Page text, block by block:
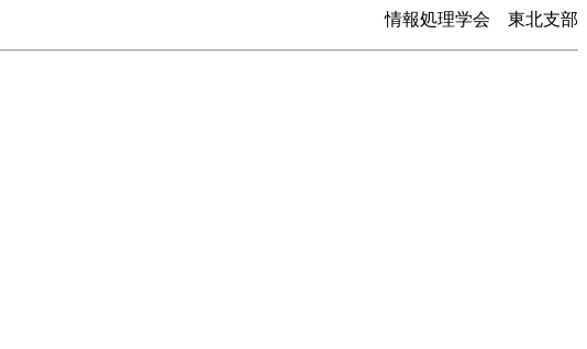
情報処理学会 東北支部